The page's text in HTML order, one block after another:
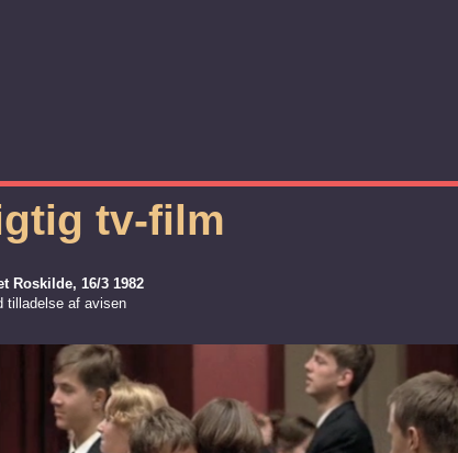
tv-film
Roskilde, 16/3 1982
tilladelse af avisen